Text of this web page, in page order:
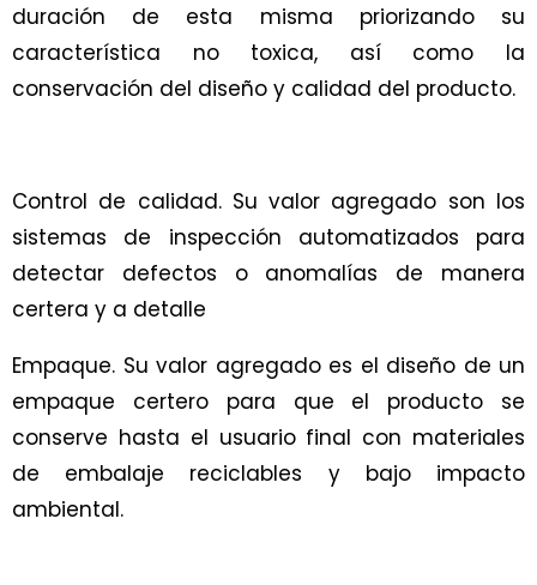
duración de esta misma priorizando su
característica no toxica, así como la
conservación del diseño y calidad del producto.
Control de calidad. Su valor agregado son los
sistemas de inspección automatizados para
detectar defectos o anomalías de manera
certera y a detalle
Empaque. Su valor agregado es el diseño de un
empaque certero para que el producto se
conserve hasta el usuario final con materiales
de embalaje reciclables y bajo impacto
ambiental.